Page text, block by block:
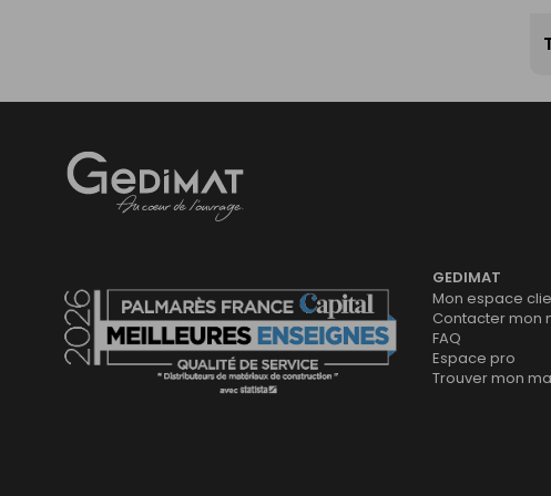
GEDIMAT
Mon espace
Contacter mon
FAQ
Espace pro
Trouver mon